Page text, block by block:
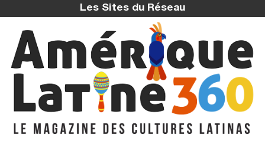
Les Sites du Réseau